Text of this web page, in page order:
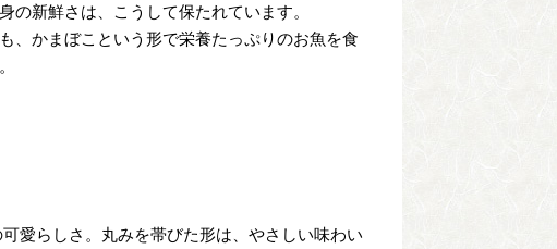
の新鮮さは、こうして保たれています。
、かまぼこという形で栄養たっぷりのお魚を食
愛らしさ。丸みを帯びた形は、やさしい味わい